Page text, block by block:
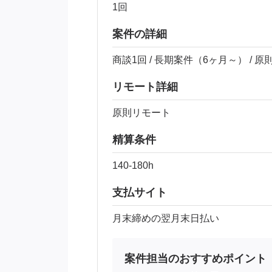
1回
案件の詳細
商談1回 / 長期案件（6ヶ月～） / 原
リモート詳細
原則リモート
精算条件
140-180h
支払サイト
月末締めの翌月末日払い
案件担当のおすすめポイント